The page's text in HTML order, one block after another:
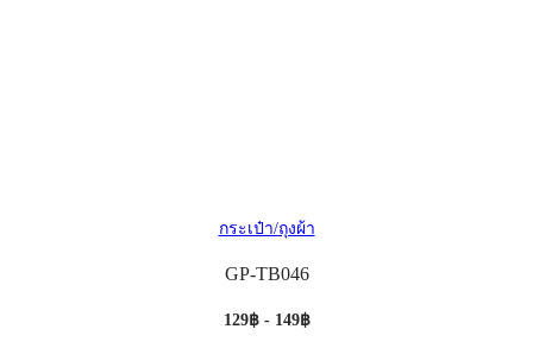
กระเป๋า/ถุงผ้า
GP-TB046
129฿ - 149฿